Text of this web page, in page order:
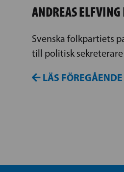
ANDREAS ELFVING
Svenska folkpartiets
till politisk sekreterare
LÄS